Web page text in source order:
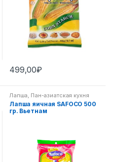
499,00₽
Лапша Пан-азиатская кухня
Лапша яичная SAFOCO 500
гр. Вьетнам